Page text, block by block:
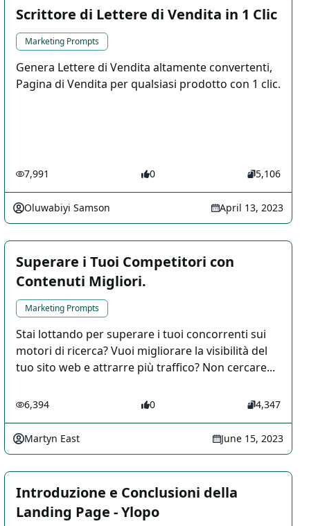
Scrittore di Lettere di Vendita in 1 Clic
Marketing Prompts
Genera Lettere di Vendita altamente convertenti,
Pagina di Vendita per qualsiasi prodotto con 1 clic.
7,991 0 5,106
Oluwabiyi Samson April 13, 2023
Superare i Tuoi Competitori con
Contenuti Migliori.
Marketing Prompts
Stai lottando per superare i tuoi concorrenti sui
motori di ricerca? Vuoi migliorare la visibilità del
tuo sito web e attrarre più traffico? Non cercare...
6,394 0 4,347
Martyn East June 15, 2023
Introduzione e Conclusioni della
Landing Page - Ylopo